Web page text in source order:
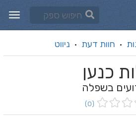
· חוות דעת · ניווט
כנען
בשפלה
(0)